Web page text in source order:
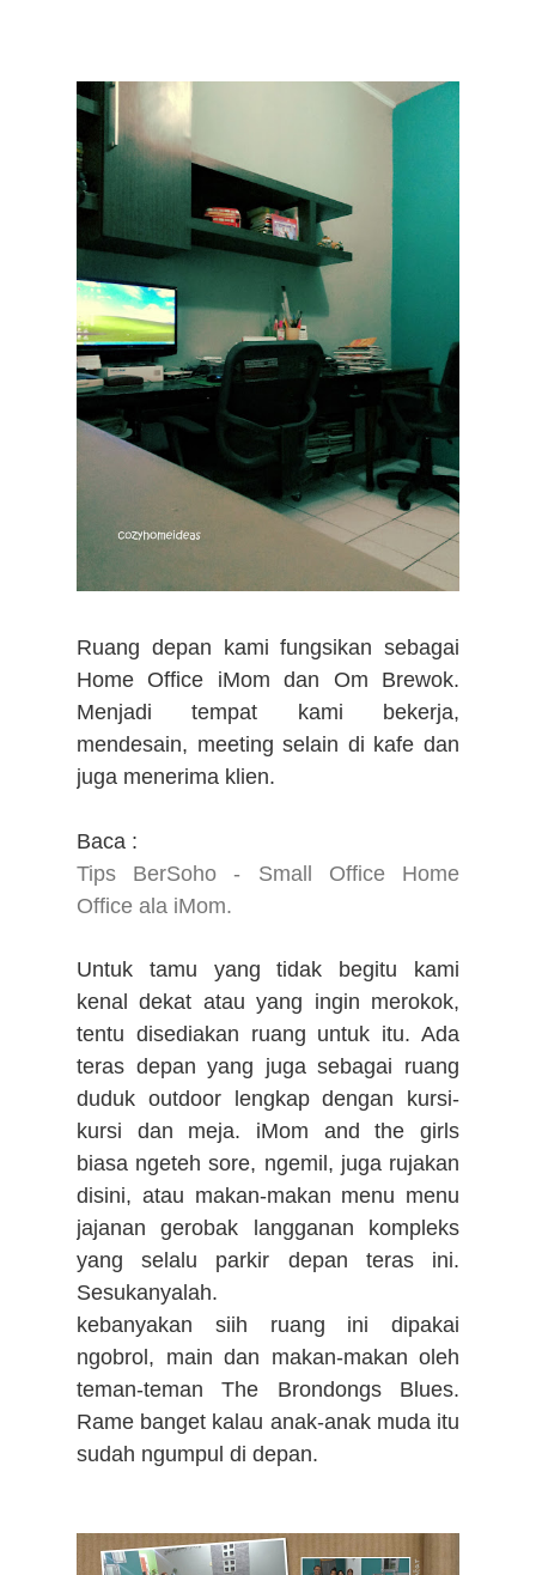
Ruang depan kami fungsikan sebagai
Home Office iMom dan Om Brewok.
Menjadi tempat kami bekerja,
mendesain, meeting selain di kafe dan
juga menerima klien.
Baca :
Tips BerSoho - Small Office Home
Office ala iMom.
Untuk tamu yang tidak begitu kami
kenal dekat atau yang ingin merokok,
tentu disediakan ruang untuk itu. Ada
teras depan yang juga sebagai ruang
duduk outdoor lengkap dengan kursi-
kursi dan meja. iMom and the girls
biasa ngeteh sore, ngemil, juga rujakan
disini, atau makan-makan menu menu
jajanan gerobak langganan kompleks
yang selalu parkir depan teras ini.
Sesukanyalah.
kebanyakan siih ruang ini dipakai
ngobrol, main dan makan-makan oleh
teman-teman The Brondongs Blues.
Rame banget kalau anak-anak muda itu
sudah ngumpul di depan.